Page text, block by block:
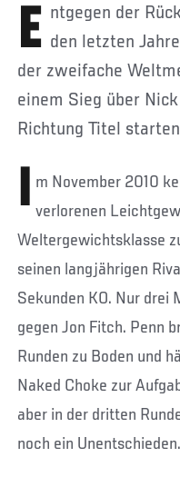
Entgegen der Rücktrittsgedanken, die Penn in den letzten
der zweifache
einem Sieg über
Richtung Titel
I m November 2010
verlorenen
Weltergewichtsklasse
seinen langjährigen
Sekunden KO. Nur drei
gegen Jon Fitch. Penn
Runden zu Boden und
Naked Choke zur
aber in der dritten
noch ein Unentschieden.